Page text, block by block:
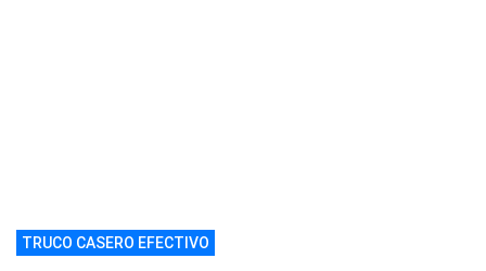
TRUCO CASERO EFECTIVO